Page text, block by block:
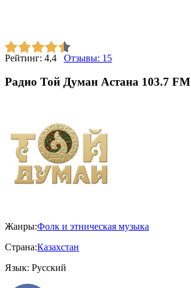
Рейтинг: 4,4 Отзывы: 15
Радио Той Думан Астана 103.7 FM
Жанры:Фолк и этническая музыка
Страна:Казахстан
Язык: Русский